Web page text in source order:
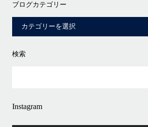
ブログカテゴリー
検索
Instagram